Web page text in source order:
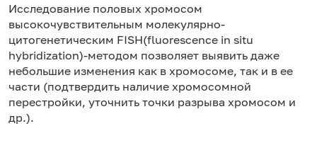
Исследование половых хромосом
высокочувствительным молекулярно-
цитогенетическим FISH(fluorescence in situ
hybridization)-методом позволяет выявить даже
небольшие изменения как в хромосоме, так и в ее
части (подтвердить наличие хромосомной
перестройки, уточнить точки разрыва хромосом и
др.).